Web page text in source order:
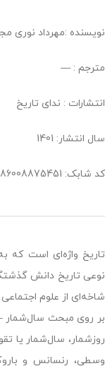
نویسنده :مهرداد نوری
مترجم : —
انتشارات : ندای تاریخ
سال انتشار: 1401
کد شابک: 9786008875451
تاریخ واژه‌ای است که
نوعی تاریخ دانش
بر روی مبحث سال‌شمار –
روزشمار، سال‌شمار یا
وسطی، رنسانس و